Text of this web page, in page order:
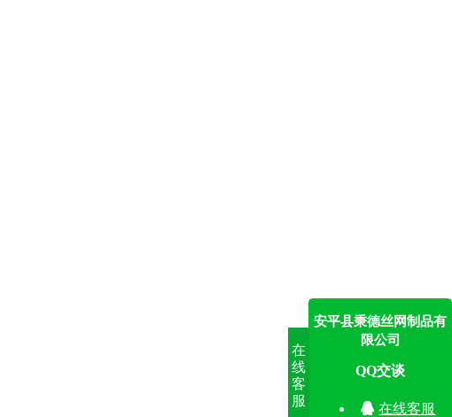
在
线
客
服
安平县秉德丝网制品有
限公司
QQ交谈
 在线客服